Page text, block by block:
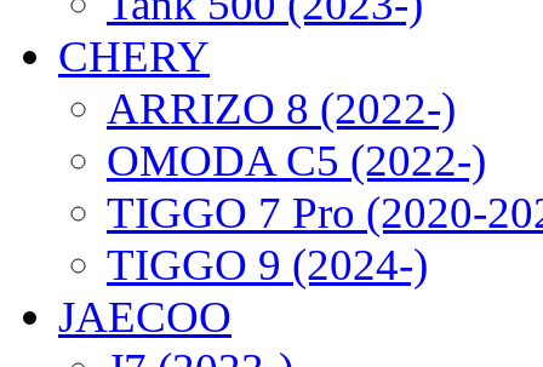
CHERY
ARRIZO 8 (2022-)
OMODA C5 (2022-)
TIGGO 7 Pro (2020-
TIGGO 9 (2024-)
JAECOO